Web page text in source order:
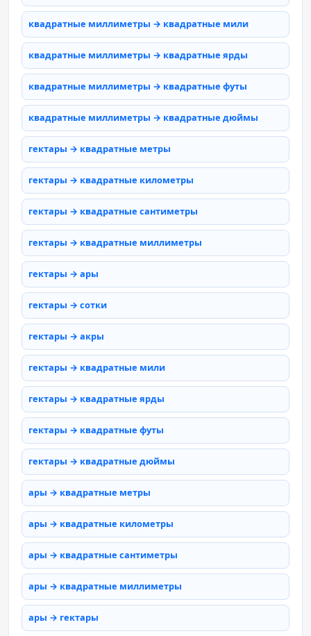
квадратные миллиметры → квадратные мили
квадратные миллиметры → квадратные ярды
квадратные миллиметры → квадратные футы
квадратные миллиметры → квадратные дюймы
гектары → квадратные метры
гектары → квадратные километры
гектары → квадратные сантиметры
гектары → квадратные миллиметры
гектары → ары
гектары → сотки
гектары → акры
гектары → квадратные мили
гектары → квадратные ярды
гектары → квадратные футы
гектары → квадратные дюймы
ары → квадратные метры
ары → квадратные километры
ары → квадратные сантиметры
ары → квадратные миллиметры
ары → гектары